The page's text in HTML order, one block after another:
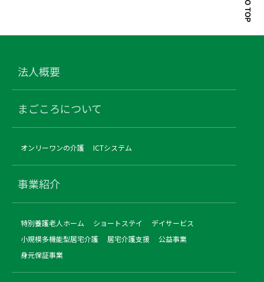
法人概要
まごころについて
オンリーワンの介護 ICTシステム
事業紹介
特別養護老人ホーム ショートステイ
デイサービス
小規模多機能型居宅介護
居宅介護支援
公益事業
身元保証事業